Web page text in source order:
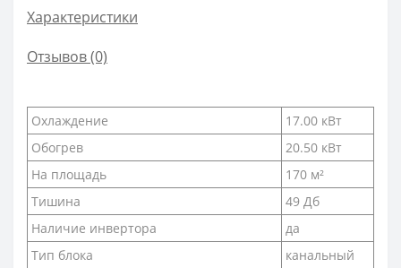
Характеристики
Отзывов (0)
Охлаждение
17.00 кВт
Обогрев
20.50 кВт
На площадь
170 м²
Тишина
49 Дб
Наличие инвертора
да
Тип блока
канальный